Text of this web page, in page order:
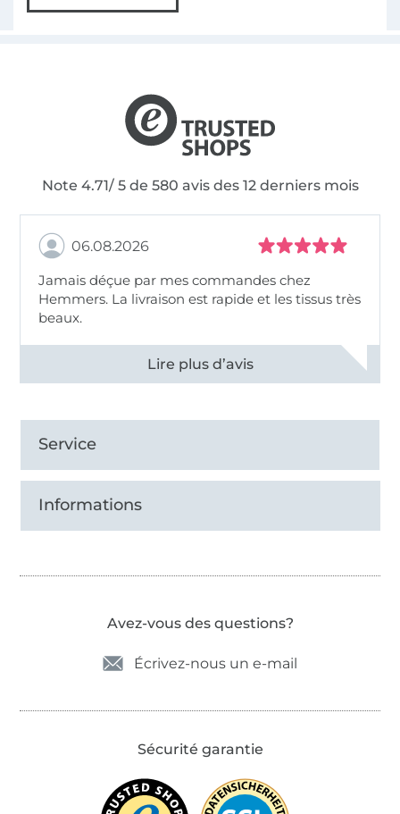
Note 4.71/ 5 de 580 avis des 12 derniers mois
06.08.2026
Jamais déçue par mes commandes chez
Hemmers. La livraison est rapide et les tissus très
beaux.
Voir tous les 11496 commentaires
Service
Informations
Avez-vous des questions?
Écrivez-nous un e-mail
Sécurité garantie